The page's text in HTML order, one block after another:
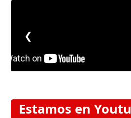
❮
Estamos en